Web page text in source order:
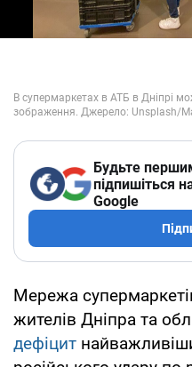
Будьте
підпишіться
Google
Мережа
жителів Дніпра та
дефіцит